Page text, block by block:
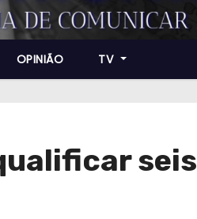
OPINIÃO TV
seis